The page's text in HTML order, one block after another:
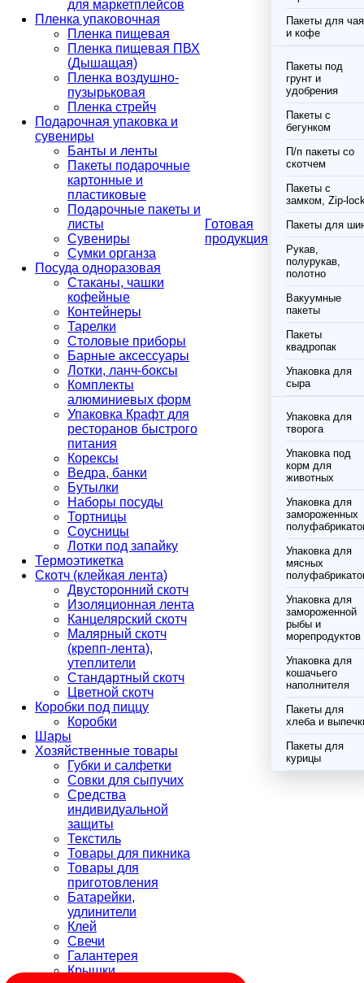
для маркетплейсов
Пленка упаковочная
Пленка пищевая
Пленка пищевая ПВХ
(Дышащая)
Пленка воздушно-
пузырьковая
Пленка стрейч
Подарочная упаковка и
сувениры
Банты и ленты
Пакеты подарочные
картонные и
пластиковые
Подарочные пакеты и
листы
Сувениры
Сумки органза
Посуда одноразовая
Стаканы, чашки
кофейные
Контейнеры
Тарелки
Столовые приборы
Барные аксессуары
Лотки, ланч-боксы
Комплекты
алюминиевых форм
Упаковка Крафт для
ресторанов быстрого
питания
Корексы
Ведра, банки
Бутылки
Наборы посуды
Тортницы
Соусницы
Лотки под запайку
Термоэтикетка
Скотч (клейкая лента)
Двусторонний скотч
Изоляционная лента
Канцелярский скотч
Малярный скотч
(крепп-лента),
утеплители
Стандартный скотч
Цветной скотч
Коробки под пиццу
Коробки
Шары
Хозяйственные товары
Губки и салфетки
Совки для сыпучих
Средства
индивидуальной
защиты
Текстиль
Товары для пикника
Товары для
приготовления
Батарейки,
удлинители
Клей
Свечи
Галантерея
Крышки
Готовая
продукция
Пакеты для чая
и кофе
Пакеты под
грунт и
удобрения
Пакеты с
бегунком
П/п пакеты со
скотчем
Пакеты с
замком, Zip-
Пакеты для
Рукав,
полурукав,
полотно
Вакуумные
пакеты
Пакеты
квадропак
Упаковка для
сыра
Упаковка для
творога
Упаковка под
корм для
животных
Упаковка для
замороженных
Упаковка для
мясных
Упаковка для
замороженной
рыбы и
морепродуктов
Упаковка для
кошачьего
наполнителя
Пакеты для
хлеба и
Пакеты для
курицы